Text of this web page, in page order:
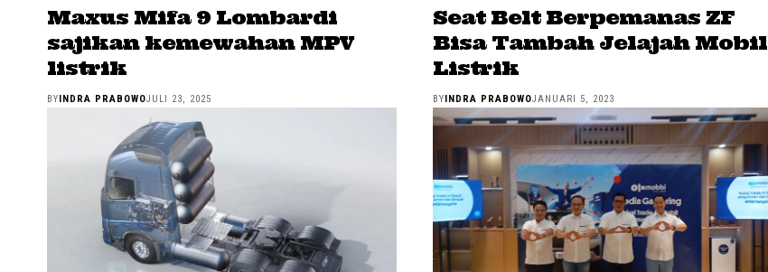
Maxus Mifa 9 Lombardi
sajikan kemewahan MPV
listrik
BY INDRA PRABOWOJULI 23, 2025
Seat Belt Berpemanas ZF
Bisa Tambah Jelajah Mobil
Listrik
BY INDRA PRABOWOJANUARI 5, 2023